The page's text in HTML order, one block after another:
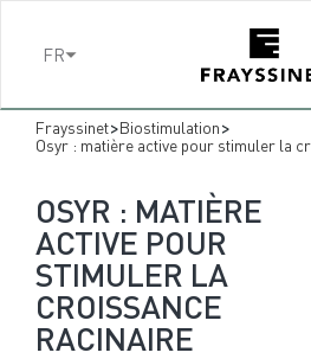
FR
Frayssinet>Biostimulation>
Osyr : matière active pour stimuler la
OSYR : MATIÈRE
ACTIVE POUR
STIMULER LA
CROISSANCE
RACINAIRE